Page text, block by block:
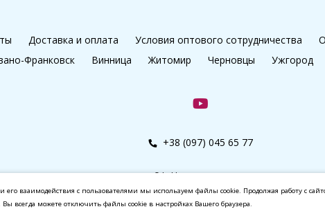
Доставка и оплата Условия оптового сотрудничества
Франковск Винница Житомир Черновцы Ужгород
+38 (097) 045 65 77
© kalibri.top 2016–2026
его взаимодействия с пользователями мы используем файлы cookie. Продолжая работу с
всегда можете отключить файлы cookie в настройках Вашего браузера.